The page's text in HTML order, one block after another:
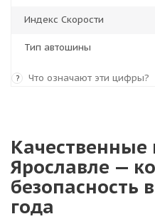
Индекс Скорости
Тип автошины
? Что означают эти цифры?
Ярославле —
безопасность
года